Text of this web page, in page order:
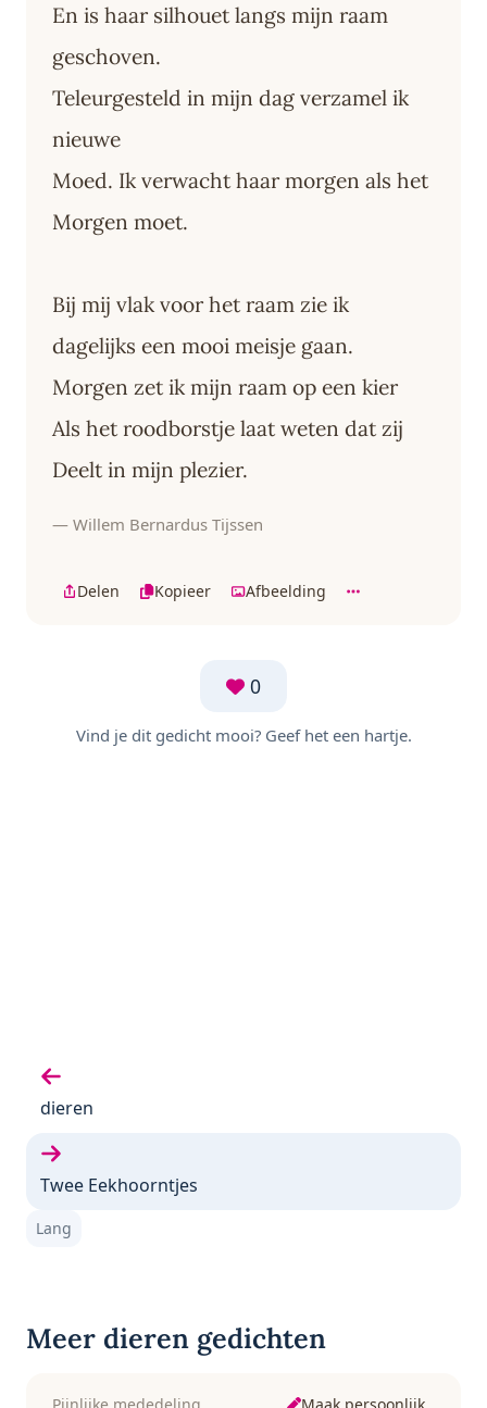
En is haar silhouet langs mijn raam
geschoven.
Teleurgesteld in mijn dag verzamel ik
nieuwe
Moed. Ik verwacht haar morgen als het
Morgen moet.
Bij mij vlak voor het raam zie ik
dagelijks een mooi meisje gaan.
Morgen zet ik mijn raam op een kier
Als het roodborstje laat weten dat zij
Deelt in mijn plezier.
— Willem Bernardus Tijssen
Delen Kopieer Afbeelding
0
Vind je dit gedicht mooi? Geef het een hartje.
Vorige gedicht:
dieren
Volgende gedicht:
Twee Eekhoorntjes
Lang
Meer dieren gedichten